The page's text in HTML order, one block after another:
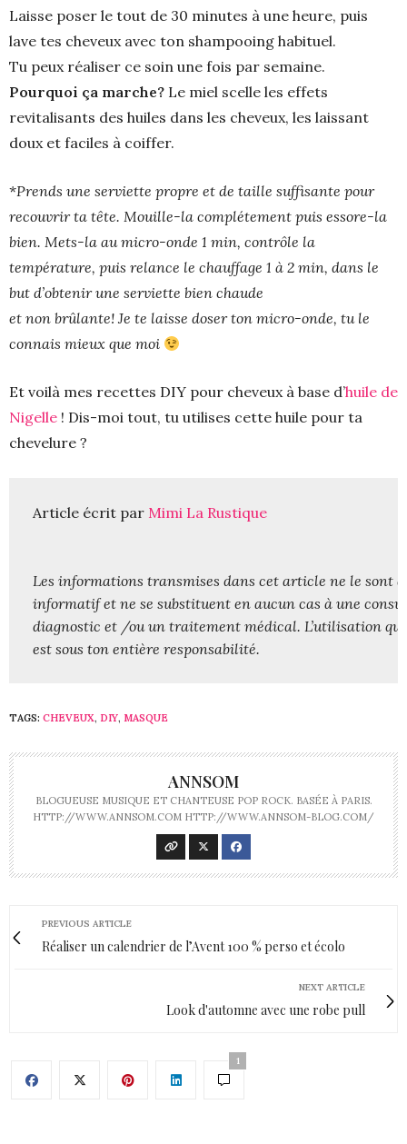
Laisse poser le tout de 30 minutes à une heure, puis
lave tes cheveux avec ton shampooing habituel.
Tu peux réaliser ce soin une fois par semaine.
Pourquoi ça marche? Le miel scelle les effets
revitalisants des huiles dans les cheveux, les laissant
doux et faciles à coiffer.
*Prends une serviette propre et de taille suffisante pour
recouvrir ta tête. Mouille-la complétement puis essore-la
bien. Mets-la au micro-onde 1 min, contrôle la
température, puis relance le chauffage 1 à 2 min, dans le
but d’obtenir une serviette bien chaude
et non brûlante! Je te laisse doser ton micro-onde, tu le
connais mieux que moi
Et voilà mes recettes DIY pour cheveux à base d’huile de
Nigelle ! Dis-moi tout, tu utilises cette huile pour ta
chevelure ?
Article écrit par Mimi La Rustique
Les informations transmises dans cet article ne le sont
informatif et ne se substituent en aucun cas à une
diagnostic et /ou un traitement médical. L’utilisation
est sous ton entière responsabilité.
TAGS: CHEVEUX, DIY, MASQUE
ANNSOM
BLOGUEUSE MUSIQUE ET CHANTEUSE POP ROCK. BASÉE À PARIS.
HTTP://WWW.ANNSOM.COM HTTP://WWW.ANNSOM-BLOG.COM/
PREVIOUS ARTICLE
Réaliser un calendrier de l’Avent 100 % perso et écolo
NEXT ARTICLE
Look d'automne avec une robe pull
1